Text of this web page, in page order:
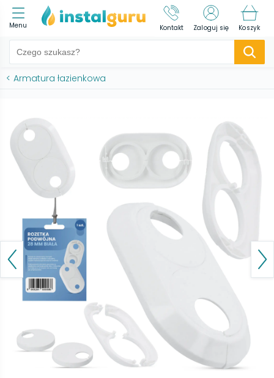
Menu Kontakt Zaloguj się Koszyk
< Armatura łazienkowa